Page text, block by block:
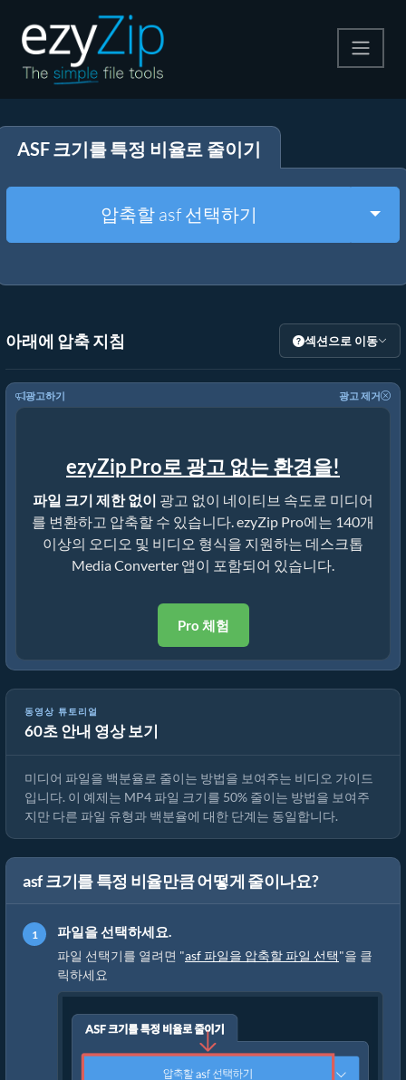
압축 해제
기타 도구
ASF 크기를 특정 비율로 줄이기
압축할 asf 선택하기
아래에 압축 지침 섹션으로 이동
광고하기 광고 제거
ezyZip Pro로 광고 없는 환경을!
파일 크기 제한 없이 광고 없이 네이티브 속도로 미디어
를 변환하고 압축할 수 있습니다. ezyZip Pro에는 140개
이상의 오디오 및 비디오 형식을 지원하는 데스크톱
Media Converter 앱이 포함되어 있습니다.
Pro 체험
동영상 튜토리얼
60초 안내 영상 보기
미디어 파일 크기를 50% 줄이는 방법 (간단한 가이드)
미디어 파일을 백분율로 줄이는 방법을 보여주는 비디오 가이드
입니다. 이 예제는 MP4 파일 크기를 50% 줄이는 방법을 보여주
지만 다른 파일 유형과 백분율에 대한 단계는 동일합니다.
asf 크기를 특정 비율만큼 어떻게 줄이나요?
파일을 선택하세요.
파일 선택기를 열려면 "asf 파일을 압축할 파일 선택"을 클
릭하세요